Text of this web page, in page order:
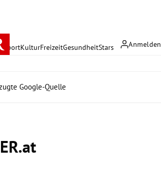
Anmelden
SportKulturFreizeitGesundheitStars
Google-Quelle